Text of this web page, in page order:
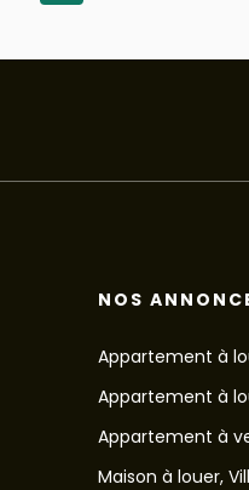
NOS
Appartement à
Appartement à
Appartement à
Maison à louer,